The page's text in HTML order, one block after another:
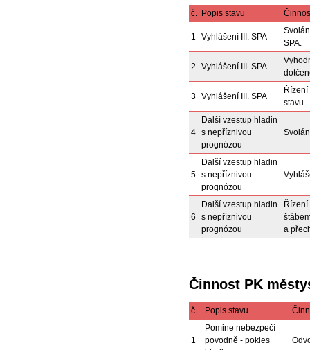
č. Popis stavu
1 Vyhlášení III. SPA
SPA.
2 Vyhlášení III. SPA
3 Vyhlášení III. SPA
stavu.
4
Další vzestup hladin
s nepříznivou
prognózou
5
Další vzestup hladin
s nepříznivou
prognózou
6
Další vzestup hladin
s nepříznivou
prognózou
a
Činnost PK
č. Popis stavu
1
Pomine nebezpečí
povodně - pokles